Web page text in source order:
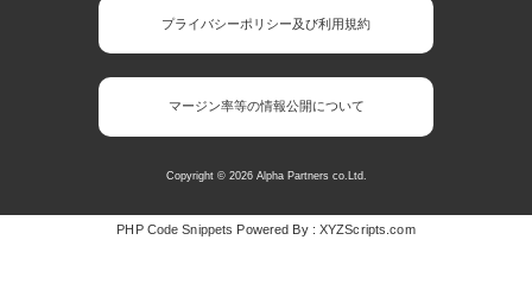
プライバシーポリシー及び利用規約
マージン率等の情報公開について
Copyright © 2026 Alpha Partners co.Ltd.
PHP Code Snippets Powered By :XYZScripts.com